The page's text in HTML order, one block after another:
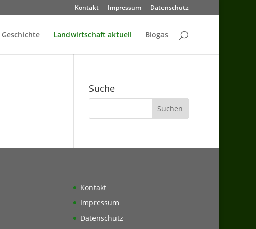
Kontakt Impressum Datenschutz
Geschichte Landwirtschaft aktuell Biogas
Suche
Kontakt
Impressum
Datenschutz